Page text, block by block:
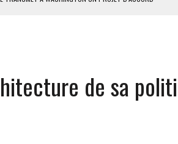
BÂTIR LA GRANDE CÔTE D’IVOIRE
LE DOSSIER SOCIAL DE MOANDA
DE VÉRIFIER LE DÉSARMEMENT DU HEZBOLLAH
de sa